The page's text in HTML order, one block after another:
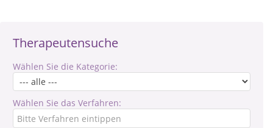
Therapeutensuche
Wählen Sie die Kategorie:
Wählen Sie das Verfahren: